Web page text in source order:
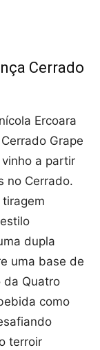
Cerrado
Ercoara
Grape
a partir
no Cerrado.
dupla
uma base de
da Quatro
como
terroir